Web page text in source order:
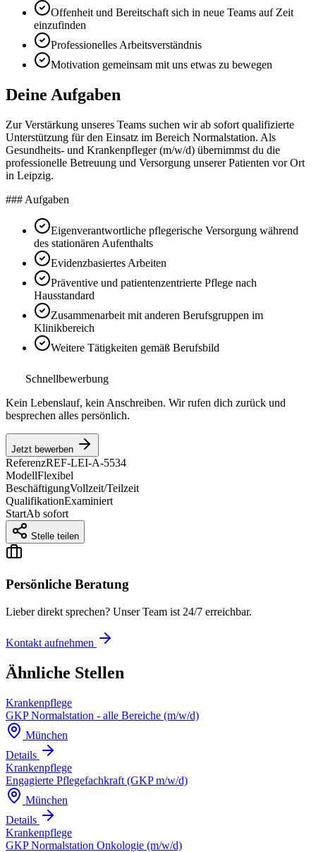
Offenheit und Bereitschaft sich in neue Teams auf Zeit
einzufinden
Professionelles Arbeitsverständnis
Motivation gemeinsam mit uns etwas zu bewegen
Deine Aufgaben
Zur Verstärkung unseres Teams suchen wir ab sofort qualifizierte
Unterstützung für den Einsatz im Bereich Normalstation. Als
Gesundheits- und Krankenpfleger (m/w/d) übernimmst du die
professionelle Betreuung und Versorgung unserer Patienten vor Ort
in Leipzig.
### Aufgaben
Eigenverantwortliche pflegerische Versorgung während
des stationären Aufenthalts
Evidenzbasiertes Arbeiten
Präventive und patientenzentrierte Pflege nach
Hausstandard
Zusammenarbeit mit anderen Berufsgruppen im
Klinikbereich
Weitere Tätigkeiten gemäß Berufsbild
Schnellbewerbung
Kein Lebenslauf, kein Anschreiben. Wir rufen dich zurück und
besprechen alles persönlich.
Jetzt bewerben
ReferenzREF-LEI-A-5534
ModellFlexibel
BeschäftigungVollzeit/Teilzeit
QualifikationExaminiert
StartAb sofort
Stelle teilen
Persönliche Beratung
Lieber direkt sprechen? Unser Team ist 24/7 erreichbar.
Kontakt aufnehmen
Ähnliche Stellen
Krankenpflege
GKP Normalstation - alle Bereiche (m/w/d)
München
Details
Krankenpflege
Engagierte Pflegefachkraft (GKP m/w/d)
München
Details
Krankenpflege
GKP Normalstation Onkologie (m/w/d)